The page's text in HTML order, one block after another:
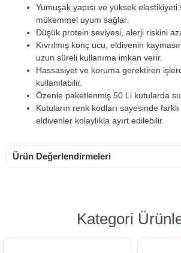
Yumuşak yapısı ve yüksek
mükemmel uyum sağlar.
Düşük protein seviyesi, alerji riskini
Kıvrılmış konç ucu, eldivenin
uzun süreli kullanıma imkan verir.
Hassasiyet ve koruma gerektiren
kullanılabilir.
Özenle paketlenmiş 50 Li kutularda
Kutuların renk kodları sayesinde
eldivenler kolaylıkla ayırt edilebilir.
Ürün Değerlendirmeleri
Kategori